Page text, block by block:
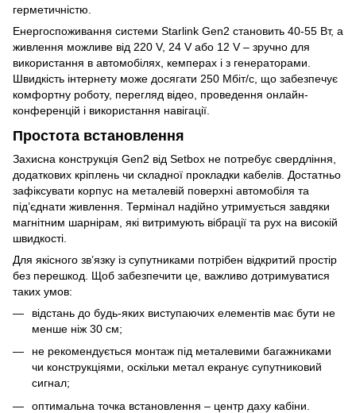
герметичністю.
Енергоспоживання системи Starlink Gen2 становить 40-55 Вт, а
живлення можливе від 220 V, 24 V або 12 V – зручно для
використання в автомобілях, кемперах і з генераторами.
Швидкість інтернету може досягати 250 Мбіт/с, що забезпечує
комфортну роботу, перегляд відео, проведення онлайн-
конференцій і використання навігації.
Простота встановлення
Захисна конструкція Gen2 від Setbox не потребує свердління,
додаткових кріплень чи складної прокладки кабелів. Достатньо
зафіксувати корпус на металевій поверхні автомобіля та
під’єднати живлення. Термінал надійно утримується завдяки
магнітним шарнірам, які витримують вібрації та рух на високій
швидкості.
Для якісного зв’язку із супутниками потрібен відкритий простір
без перешкод. Щоб забезпечити це, важливо дотримуватися
таких умов:
відстань до будь-яких виступаючих елементів має бути не
менше ніж 30 см;
не рекомендується монтаж під металевими багажниками
чи конструкціями, оскільки метал екранує супутниковий
сигнал;
оптимальна точка встановлення – центр даху кабіни.